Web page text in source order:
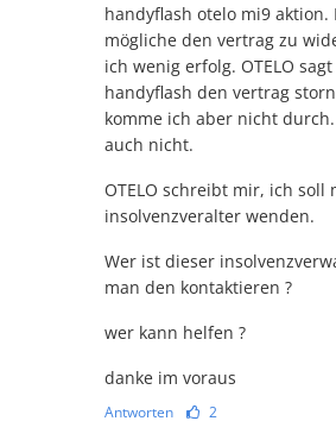
handyflash otelo mi9 aktion.
mögliche den vertrag zu
ich wenig erfolg. OTELO
handyflash den vertrag
komme ich aber nicht
auch nicht.
OTELO schreibt mir, ich soll
insolvenzveralter wenden.
Wer ist dieser
man den kontaktieren ?
wer kann helfen ?
danke im voraus
Antworten 2